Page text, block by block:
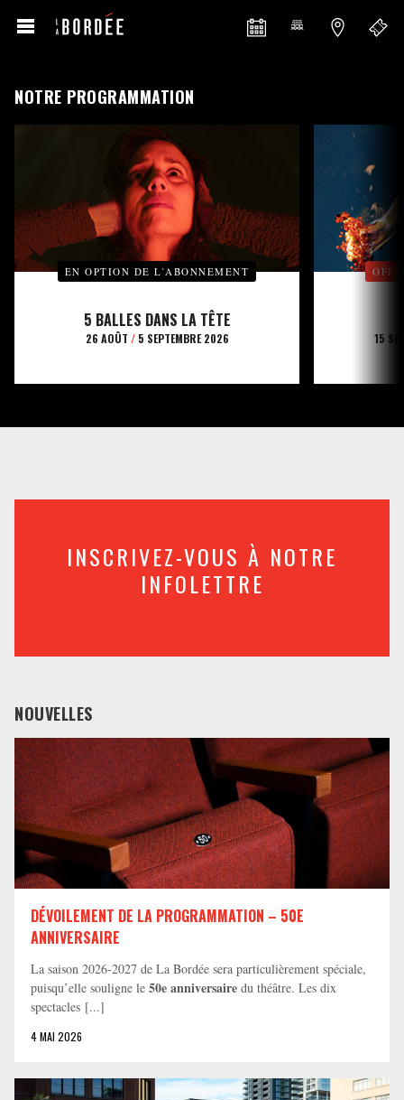
NOTRE PROGRAMMATION
EN OPTION DE L’ABONNEMENT
5 BALLES DANS LA TÊTE
26 AOÛT /5 SEPTEMBRE 2026 15
INSCRIVEZ-VOUS À NOTRE
INFOLETTRE
NOUVELLES
DÉVOILEMENT DE LA PROGRAMMATION – 50E
ANNIVERSAIRE
La saison 2026-2027 de La Bordée sera particulièrement spéciale,
puisqu’elle souligne le 50e anniversaire du théâtre. Les dix
spectacles [...]
4 MAI 2026